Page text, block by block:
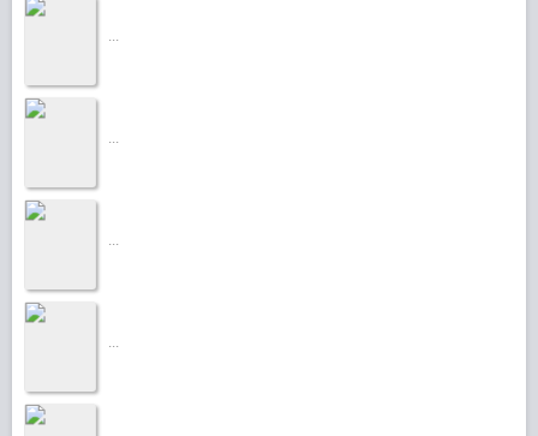
...
...
...
...